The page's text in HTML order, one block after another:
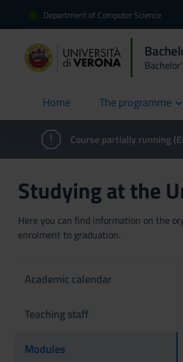
Department of Computer Science
Home
current The programme
Course partially running
Studying at the
Here you can find information on the
enrolment to graduation.
Academic calendar
Teaching staff
Modules